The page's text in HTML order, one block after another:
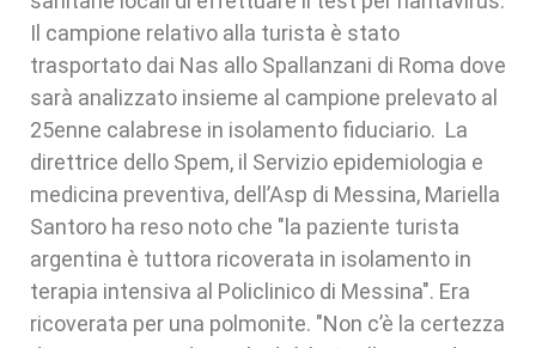
Il campione relativo alla turista è stato
trasportato dai Nas allo Spallanzani di Roma dove
sarà analizzato insieme al campione prelevato al
25enne calabrese in isolamento fiduciario. La
direttrice dello Spem, il Servizio epidemiologia e
medicina preventiva, dell’Asp di Messina, Mariella
Santoro ha reso noto che "la paziente turista
argentina è tuttora ricoverata in isolamento in
terapia intensiva al Policlinico di Messina". Era
ricoverata per una polmonite. "Non c’è la certezza